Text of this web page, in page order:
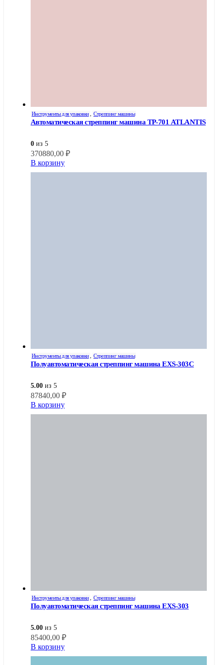
Инструменты для упаковки Стреппинг машины
Автоматическая стреппинг машина ТР-701 ATLANTIS
0 из 5
370880,00 ₽
В корзину
Инструменты для упаковки Стреппинг машины
Полуавтоматическая стреппинг машина EXS-303C
5.00 из 5
87840,00 ₽
В корзину
Инструменты для упаковки Стреппинг машины
Полуавтоматическая стреппинг машина EXS-303
5.00 из 5
85400,00 ₽
В корзину